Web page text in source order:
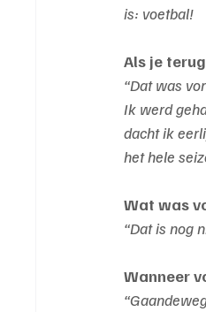
is: voetbal!
Als je
“Dat was
Ik werd
dacht ik
het hele
Wat was
“Dat is nog
Wanneer